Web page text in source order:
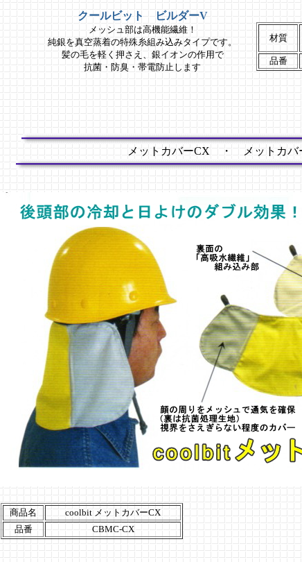
クールビット ビルダーV
メッシュ部は高機能繊維！
純銀を真空蒸着の特殊糸組み込みタイプです。
髪の毛を軽く押さえ、銀イオンの作用で
抗菌・防臭・帯電防止します
材質
品番
メットカバーCX ・ メットカバ
商品名
coolbit メットカバーCX
品番
CBMC-CX